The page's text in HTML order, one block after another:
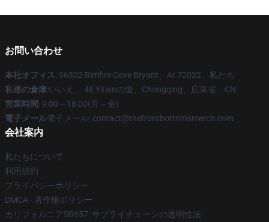
お問い合わせ
本社オフィス: 96302 Rimfire Cove Bryant、Ar 72022、私たち
私達の倉庫:いいえ。 48 Yitianの道、Chongqing、広東省、CN
営業時間: 9:00～18:00(月～金)
電子メール電子メール: contact@thefrontbottomsmerch.com
会社案内
私たちについて
利用規約
プライバシーポリシー
DMCA - 著作権ポリシー
カリフォルニアSB657: サプライチェーンの透明性法